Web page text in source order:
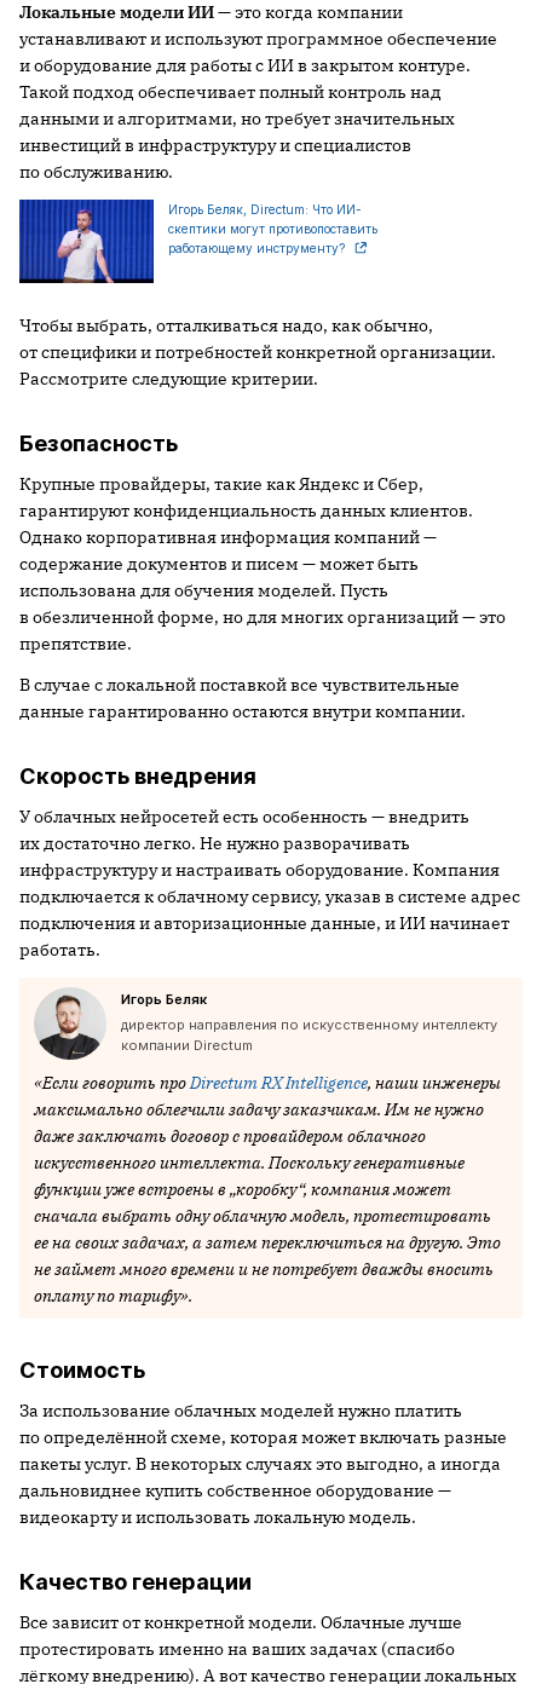
Локальные модели ИИ— это когда компании
устанавливают и используют программное обеспечение
и оборудование для работы с ИИ в закрытом контуре.
Такой подход обеспечивает полный контроль над
данными и алгоритмами, но требует значительных
инвестиций в инфраструктуру и специалистов
по обслуживанию.
Игорь Беляк, Directum: Что ИИ-
скептики могут противопоставить
работающему инструменту?
Чтобы выбрать, отталкиваться надо, как обычно,
от специфики и потребностей конкретной организации.
Рассмотрите следующие критерии.
Безопасность
Крупные провайдеры, такие как Яндекс и Сбер,
гарантируют конфиденциальность данных клиентов.
Однако корпоративная информация компаний —
содержание документов и писем — может быть
использована для обучения моделей. Пусть
в обезличенной форме, но для многих организаций — это
препятствие.
В случае с локальной поставкой все чувствительные
данные гарантированно остаются внутри компании.
Скорость внедрения
У облачных нейросетей есть особенность — внедрить
их достаточно легко. Не нужно разворачивать
инфраструктуру и настраивать оборудование. Компания
подключается к облачному сервису, указав в системе адрес
подключения и авторизационные данные, и ИИ начинает
работать.
Игорь Беляк
директор направления по искусственному интеллекту
компании Directum
«Если говорить про Directum RX Intelligence, наши инженеры
максимально облегчили задачу заказчикам. Им не нужно
даже заключать договор с провайдером облачного
искусственного интеллекта. Поскольку генеративные
функции уже встроены в „коробку“, компания может
сначала выбрать одну облачную модель, протестировать
ее на своих задачах, а затем переключиться на другую. Это
не займет много времени и не потребует дважды вносить
оплату по тарифу».
Стоимость
За использование облачных моделей нужно платить
по определённой схеме, которая может включать разные
пакеты услуг. В некоторых случаях это выгодно, а иногда
дальновиднее купить собственное оборудование —
видеокарту и использовать локальную модель.
Качество генерации
Все зависит от конкретной модели. Облачные лучше
протестировать именно на ваших задачах (спасибо
лёгкому внедрению). А вот качество генерации локальных